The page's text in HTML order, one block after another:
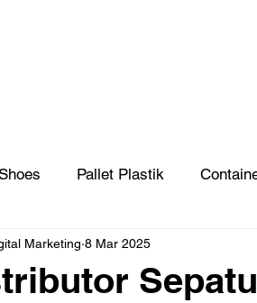
Pallet Plastik
Marketing 8 Mar 2025